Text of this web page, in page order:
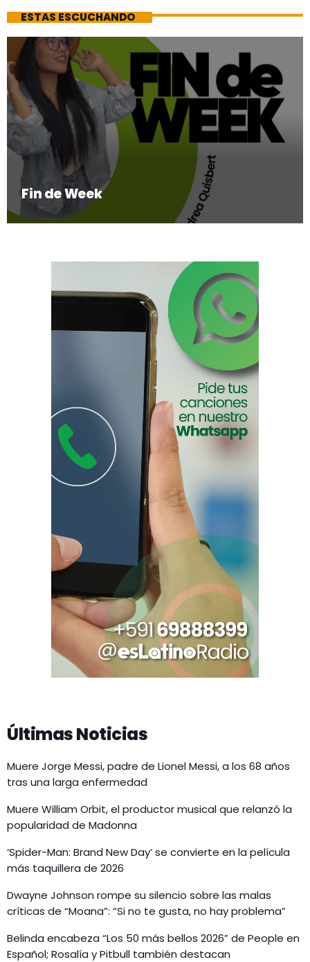
ESTAS ESCUCHANDO
Fin de Week
Últimas Noticias
Muere Jorge Messi, padre de Lionel Messi, a los 68 años
tras una larga enfermedad
Muere William Orbit, el productor musical que relanzó la
popularidad de Madonna
‘Spider-Man: Brand New Day’ se convierte en la película
más taquillera de 2026
Dwayne Johnson rompe su silencio sobre las malas
críticas de “Moana”: “Si no te gusta, no hay problema”
Belinda encabeza “Los 50 más bellos 2026” de People en
Español; Rosalía y Pitbull también destacan